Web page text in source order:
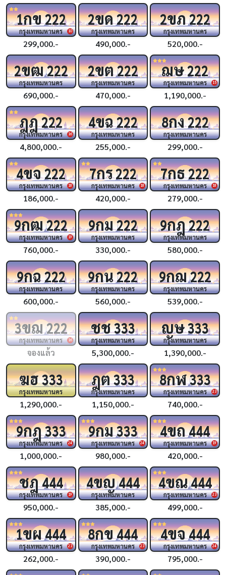
10
1กข222
กรุงเทพมหานคร
299,000.-
2ขด222
กรุงเทพมหานคร
490,000.-
2ขภ222
กรุงเทพมหานคร
520,000.-
2ขฒ222
กรุงเทพมหานคร
690,000.-
2ขต222
กรุงเทพมหานคร
470,000.-
15
ฌษ222
กรุงเทพมหานคร
1,190,000.-
16
ฎฎ222
กรุงเทพมหานคร
4,800,000.-
4ขฉ222
กรุงเทพมหานคร
255,000.-
8กง222
กรุงเทพมหานคร
299,000.-
18
4ขจ222
กรุงเทพมหานคร
186,000.-
18
7กร222
กรุงเทพมหานคร
420,000.-
18
7กธ222
กรุงเทพมหานคร
279,000.-
19
9กฒ222
กรุงเทพมหานคร
760,000.-
9กม222
กรุงเทพมหานคร
330,000.-
9กฎ222
กรุงเทพมหานคร
580,000.-
9กฉ222
กรุงเทพมหานคร
600,000.-
9กน222
กรุงเทพมหานคร
560,000.-
9กฌ222
กรุงเทพมหานคร
539,000.-
16
3ขฌ222
กรุงเทพมหานคร
จองแล้ว
ชช333
กรุงเทพมหานคร
5,300,000.-
ญษ333
กรุงเทพมหานคร
1,390,000.-
ฆฮ333
กรุงเทพมหานคร
1,290,000.-
ฎต333
กรุงเทพมหานคร
1,150,000.-
23
8กฬ333
กรุงเทพมหานคร
740,000.-
24
9กฎ333
กรุงเทพมหานคร
1,000,000.-
24
9กม333
กรุงเทพมหานคร
980,000.-
19
4ขถ444
กรุงเทพมหานคร
420,000.-
19
ชฎ444
กรุงเทพมหานคร
950,000.-
4ขญ444
กรุงเทพมหานคร
385,000.-
23
4ขณ444
กรุงเทพมหานคร
499,000.-
23
1ขผ444
กรุงเทพมหานคร
262,000.-
23
8กข444
กรุงเทพมหานคร
390,000.-
24
4ขจ444
กรุงเทพมหานคร
795,000.-